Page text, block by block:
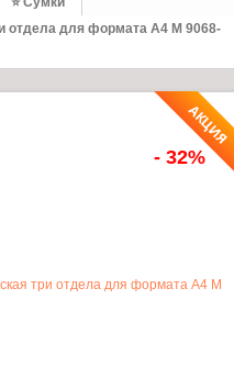
отдела для формата А4 M 9068-
АКЦИЯ
- 32%